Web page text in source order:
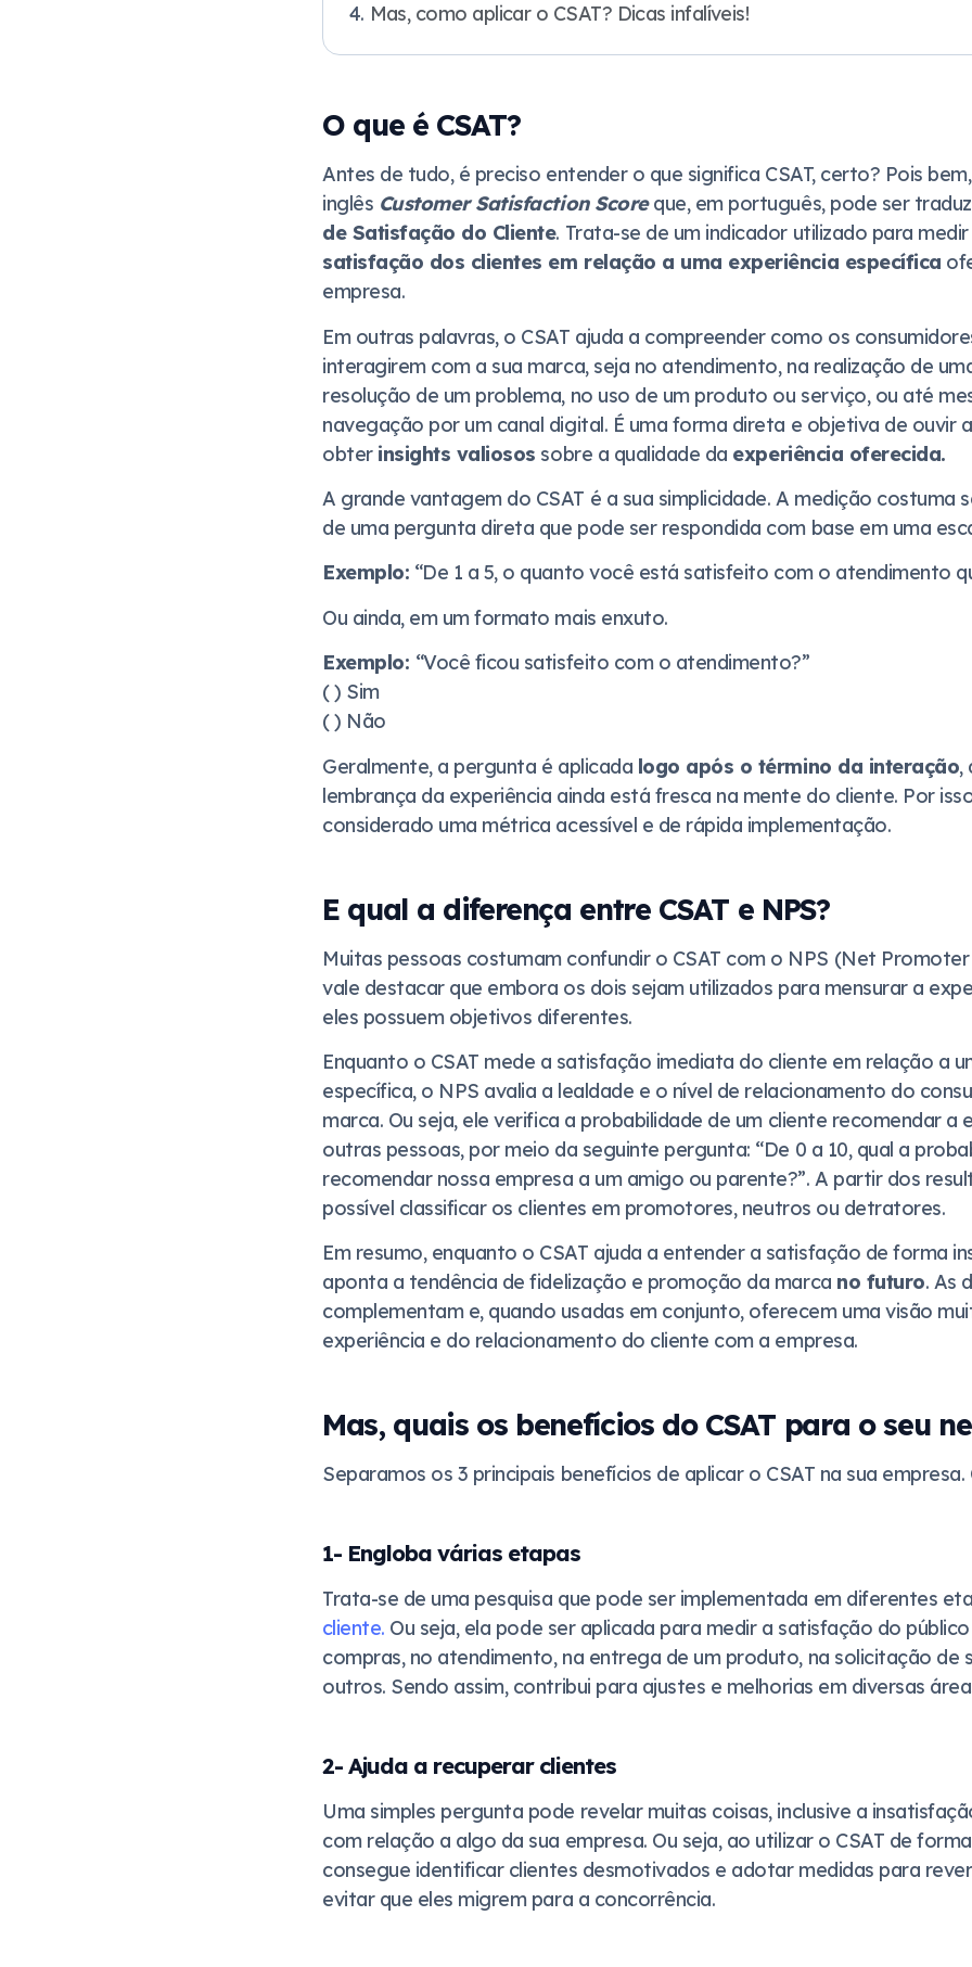
Mas, como aplicar o CSAT? Dicas infalíveis!
O que é CSAT?
Antes de tudo, é preciso entender o que significa CSAT, certo? Pois
inglês Customer Satisfaction Scoreque, em português, pode ser
de Satisfação do Cliente. Trata-se de um indicador utilizado para
satisfação dos clientes em relação a uma experiência específica
empresa.
Em outras palavras, o CSAT ajuda a compreender como os
interagirem com a sua marca, seja no atendimento, na realização de
resolução de um problema, no uso de um produto ou serviço, ou até
navegação por um canal digital. É uma forma direta e objetiva de ouvir
obter insights valiosos sobre a qualidade da experiência oferecida.
A grande vantagem do CSAT é a sua simplicidade. A medição costuma
de uma pergunta direta que pode ser respondida com base em uma
Exemplo: “De 1 a 5, o quanto você está satisfeito com o atendimento
Ou ainda, em um formato mais enxuto.
Exemplo: “Você ficou satisfeito com o atendimento?”
( ) Sim
( ) Não
Geralmente, a pergunta é aplicada logo após o término da interação,
lembrança da experiência ainda está fresca na mente do cliente. Por
considerado uma métrica acessível e de rápida implementação.
E qual a diferença entre CSAT e NPS?
Muitas pessoas costumam confundir o CSAT com o NPS (Net
vale destacar que embora os dois sejam utilizados para mensurar a
eles possuem objetivos diferentes.
Enquanto o CSAT mede a satisfação imediata do cliente em relação a
específica, o NPS avalia a lealdade e o nível de relacionamento do
marca. Ou seja, ele verifica a probabilidade de um cliente recomendar a
outras pessoas, por meio da seguinte pergunta: “De 0 a 10, qual a
recomendar nossa empresa a um amigo ou parente?”. A partir dos
possível classificar os clientes em promotores, neutros ou detratores.
Em resumo, enquanto o CSAT ajuda a entender a satisfação de forma
aponta a tendência de fidelização e promoção da marca no futuro. As
complementam e, quando usadas em conjunto, oferecem uma visão
experiência e do relacionamento do cliente com a empresa.
Mas, quais os benefícios do CSAT para o seu
Separamos os 3 principais benefícios de aplicar o CSAT na sua empresa.
1- Engloba várias etapas
Trata-se de uma pesquisa que pode ser implementada em diferentes
cliente. Ou seja, ela pode ser aplicada para medir a satisfação do
compras, no atendimento, na entrega de um produto, na solicitação de
outros. Sendo assim, contribui para ajustes e melhorias em diversas
2- Ajuda a recuperar clientes
Uma simples pergunta pode revelar muitas coisas, inclusive a
com relação a algo da sua empresa. Ou seja, ao utilizar o CSAT de
consegue identificar clientes desmotivados e adotar medidas para
evitar que eles migrem para a concorrência.